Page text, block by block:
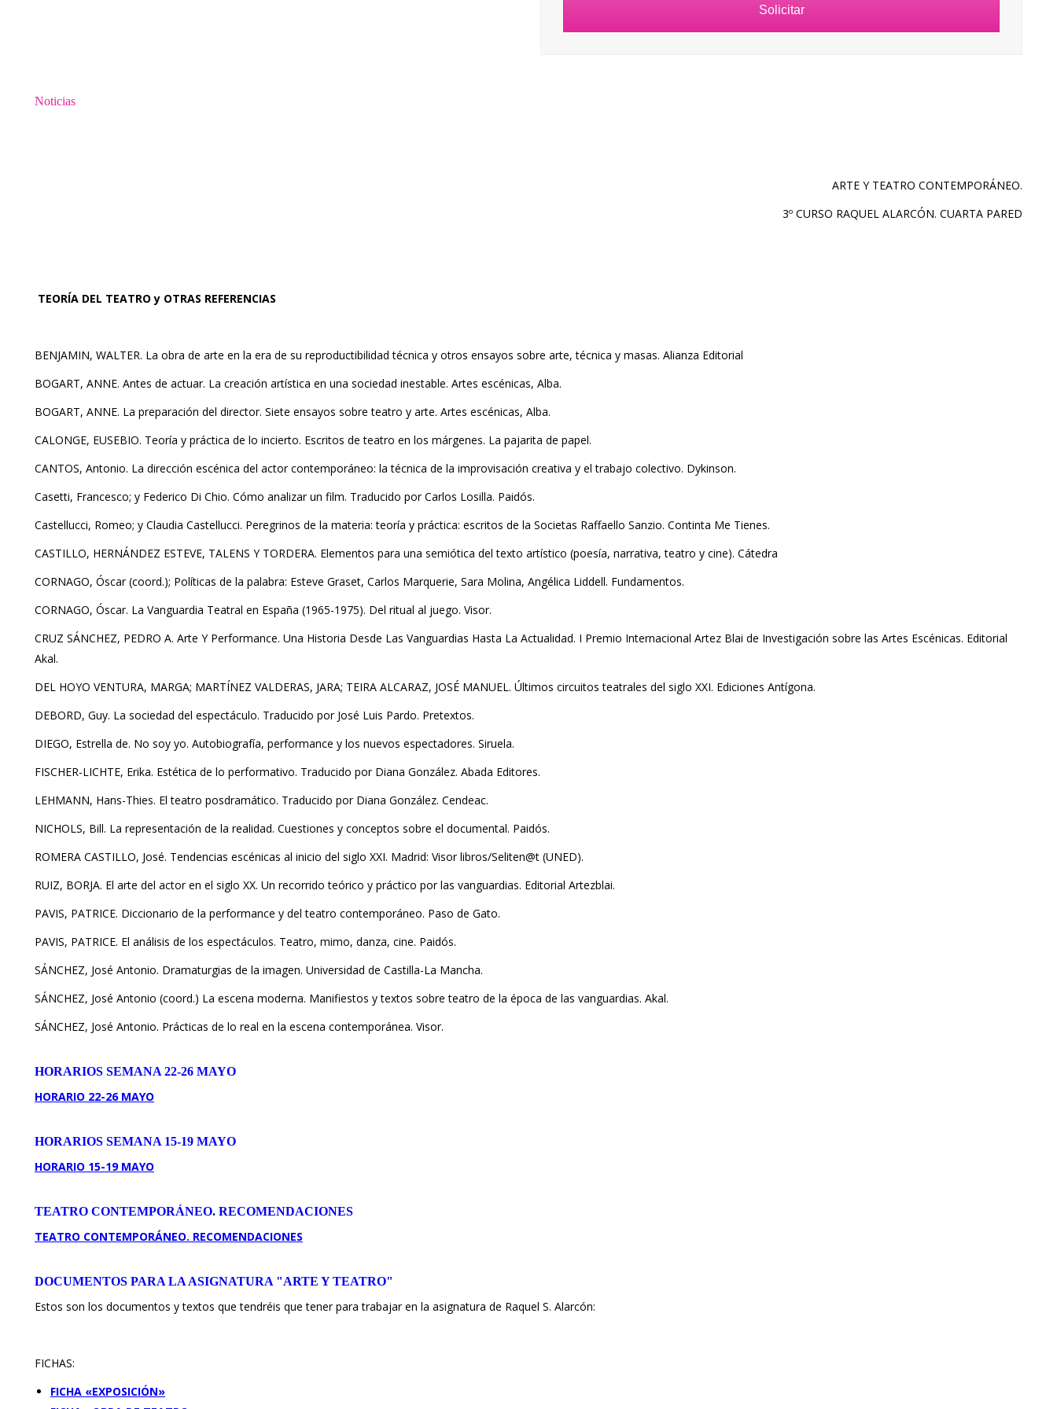
Solicitar
Noticias
ARTE Y TEATRO CONTEMPORÁNEO.
3º CURSO RAQUEL ALARCÓN. CUARTA PARED
TEORÍA DEL TEATRO y OTRAS REFERENCIAS
BENJAMIN, WALTER. La obra de arte en la era de su reproductibilidad técnica y otros ensayos sobre arte, técnica y masas. Alianza Editorial
BOGART, ANNE. Antes de actuar. La creación artística en una sociedad inestable. Artes escénicas, Alba.
BOGART, ANNE. La preparación del director. Siete ensayos sobre teatro y arte. Artes escénicas, Alba.
CALONGE, EUSEBIO. Teoría y práctica de lo incierto. Escritos de teatro en los márgenes. La pajarita de papel.
CANTOS, Antonio. La dirección escénica del actor contemporáneo: la técnica de la improvisación creativa y el trabajo colectivo. Dykinson.
Casetti, Francesco; y Federico Di Chio. Cómo analizar un film. Traducido por Carlos Losilla. Paidós.
Castellucci, Romeo; y Claudia Castellucci. Peregrinos de la materia: teoría y práctica: escritos de la Societas Raffaello Sanzio. Continta Me Tienes.
CASTILLO, HERNÁNDEZ ESTEVE, TALENS Y TORDERA. Elementos para una semiótica del texto artístico (poesía, narrativa, teatro y cine). Cátedra
CORNAGO, Óscar (coord.); Políticas de la palabra: Esteve Graset, Carlos Marquerie, Sara Molina, Angélica Liddell. Fundamentos.
CORNAGO, Óscar. La Vanguardia Teatral en España (1965-1975). Del ritual al juego. Visor.
CRUZ SÁNCHEZ, PEDRO A. Arte Y Performance. Una Historia Desde Las Vanguardias Hasta La Actualidad. I Premio Internacional Artez Blai de Investigación sobre las Artes Escénicas. Editorial
Akal.
DEL HOYO VENTURA, MARGA; MARTÍNEZ VALDERAS, JARA; TEIRA ALCARAZ, JOSÉ MANUEL. Últimos circuitos teatrales del siglo XXI. Ediciones Antígona.
DEBORD, Guy. La sociedad del espectáculo. Traducido por José Luis Pardo. Pretextos.
DIEGO, Estrella de. No soy yo. Autobiografía, performance y los nuevos espectadores. Siruela.
FISCHER-LICHTE, Erika. Estética de lo performativo. Traducido por Diana González. Abada Editores.
LEHMANN, Hans-Thies. El teatro posdramático. Traducido por Diana González. Cendeac.
NICHOLS, Bill. La representación de la realidad. Cuestiones y conceptos sobre el documental. Paidós.
ROMERA CASTILLO, José. Tendencias escénicas al inicio del siglo XXI. Madrid: Visor libros/Seliten@t (UNED).
RUIZ, BORJA. El arte del actor en el siglo XX. Un recorrido teórico y práctico por las vanguardias. Editorial Artezblai.
PAVIS, PATRICE. Diccionario de la performance y del teatro contemporáneo. Paso de Gato.
PAVIS, PATRICE. El análisis de los espectáculos. Teatro, mimo, danza, cine. Paidós.
SÁNCHEZ, José Antonio. Dramaturgias de la imagen. Universidad de Castilla-La Mancha.
SÁNCHEZ, José Antonio (coord.) La escena moderna. Manifiestos y textos sobre teatro de la época de las vanguardias. Akal.
SÁNCHEZ, José Antonio. Prácticas de lo real en la escena contemporánea. Visor.
HORARIOS SEMANA 22-26 MAYO
HORARIO 22-26 MAYO
HORARIOS SEMANA 15-19 MAYO
HORARIO 15-19 MAYO
TEATRO CONTEMPORÁNEO. RECOMENDACIONES
TEATRO CONTEMPORÁNEO. RECOMENDACIONES
DOCUMENTOS PARA LA ASIGNATURA "ARTE Y TEATRO"
Estos son los documentos y textos que tendréis que tener para trabajar en la asignatura de Raquel S. Alarcón:
FICHAS:
FICHA «EXPOSICIÓN»